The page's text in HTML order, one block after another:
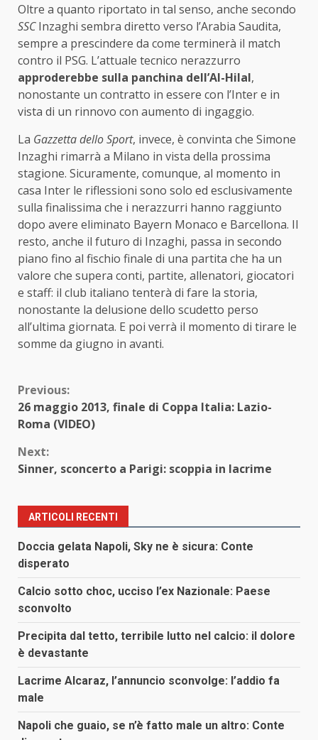
Oltre a quanto riportato in tal senso, anche secondo
SSCInzaghi sembra diretto verso l’Arabia Saudita,
sempre a prescindere da come terminerà il match
contro il PSG. L’attuale tecnico nerazzurro
approderebbe sulla panchina dell’Al-Hilal,
nonostante un contratto in essere con l’Inter e in
vista di un rinnovo con aumento di ingaggio.
La Gazzetta dello Sport, invece, è convinta che Simone
Inzaghi rimarrà a Milano in vista della prossima
stagione. Sicuramente, comunque, al momento in
casa Inter le riflessioni sono solo ed esclusivamente
sulla finalissima che i nerazzurri hanno raggiunto
dopo avere eliminato Bayern Monaco e Barcellona. Il
resto, anche il futuro di Inzaghi, passa in secondo
piano fino al fischio finale di una partita che ha un
valore che supera conti, partite, allenatori, giocatori
e staff: il club italiano tenterà di fare la storia,
nonostante la delusione dello scudetto perso
all’ultima giornata. E poi verrà il momento di tirare le
somme da giugno in avanti.
Continue
Reading
Previous:
26 maggio 2013, finale di Coppa Italia: Lazio-
Roma (VIDEO)
Next:
Sinner, sconcerto a Parigi: scoppia in lacrime
ARTICOLI RECENTI
Doccia gelata Napoli, Sky ne è sicura: Conte
disperato
Calcio sotto choc, ucciso l’ex Nazionale: Paese
sconvolto
Precipita dal tetto, terribile lutto nel calcio: il dolore
è devastante
Lacrime Alcaraz, l’annuncio sconvolge: l’addio fa
male
Napoli che guaio, se n’è fatto male un altro: Conte